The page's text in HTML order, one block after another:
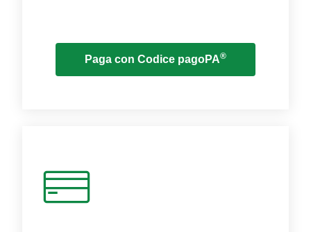
Paga con Codice pagoPA®